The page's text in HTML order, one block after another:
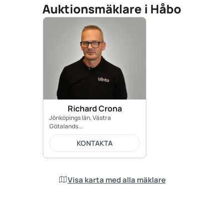
Auktionsmäklare i Håbo
Visa karta med alla mäklare
Richard Crona
Jönköpings län, Västra
Götalands...
KONTAKTA